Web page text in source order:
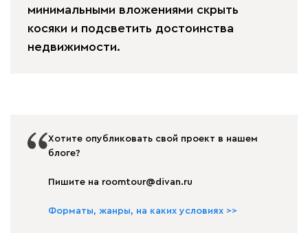
минимальными вложениями скрыть
косяки и подсветить достоинства
недвижимости.
Хотите опубликовать свой проект в нашем
блоге?
Пишите на roomtour@divan.ru
Форматы, жанры, на каких условиях >>